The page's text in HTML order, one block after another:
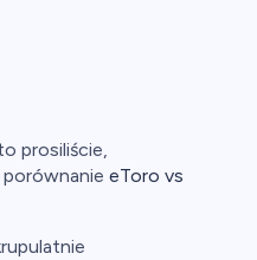
prosiliście,
eToro vs